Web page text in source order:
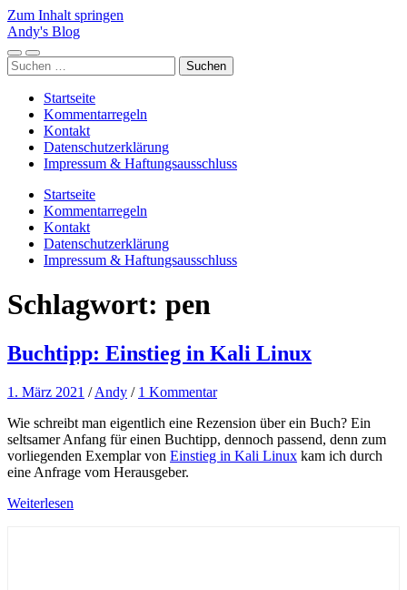
Zum Inhalt springen
Andy's Blog
Mobile-
Menü
Suchfeld
ein-/ausblenden
Suchen
nach:
Startseite
Kommentarregeln
Kontakt
Datenschutzerklärung
Impressum & Haftungsausschluss
Startseite
Kommentarregeln
Kontakt
Datenschutzerklärung
Impressum & Haftungsausschluss
Schlagwort: pen
Buchtipp: Einstieg in Kali Linux
1. März 2021 /Andy / 1 Kommentar
Wie schreibt man eigentlich eine Rezension über ein Buch? Ein
seltsamer Anfang für einen Buchtipp, dennoch passend, denn zum
vorliegenden Exemplar von Einstieg in Kali Linux kam ich durch
eine Anfrage vom Herausgeber.
Weiterlesen